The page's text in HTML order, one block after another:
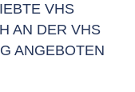
VHS
AN DER VHS
ANGEBOTEN